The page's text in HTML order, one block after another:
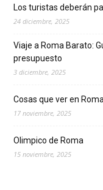
Los turistas deberán
24 diciembre, 2025
Viaje a Roma Barato:
presupuesto
3 diciembre, 2025
Cosas que ver en Roma
17 noviembre, 2025
Olimpico de Roma
15 noviembre, 2025